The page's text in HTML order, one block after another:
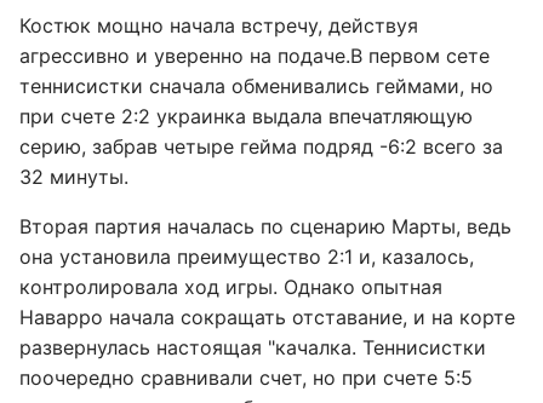
Костюк мощно начала встречу, действуя
агрессивно и уверенно на подаче.В первом сете
теннисистки сначала обменивались геймами, но
при счете 2:2 украинка выдала впечатляющую
серию, забрав четыре гейма подряд -6:2 всего за
32 минуты.
Вторая партия началась по сценарию Марты, ведь
она установила преимущество 2:1 и, казалось,
контролировала ход игры. Однако опытная
Наварро начала сокращать отставание, и на корте
развернулась настоящая "качалка. Теннисистки
поочередно сравнивали счет, но при счете 5:5